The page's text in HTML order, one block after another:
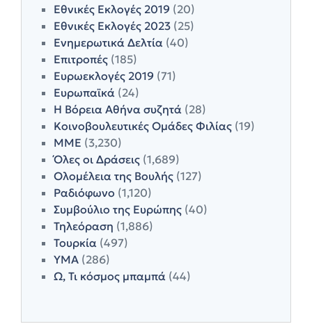
Εθνικές Εκλογές 2019 (20)
Εθνικές Εκλογές 2023 (25)
Ενημερωτικά Δελτία (40)
Επιτροπές (185)
Ευρωεκλογές 2019 (71)
Ευρωπαϊκά (24)
Η Βόρεια Αθήνα συζητά (28)
Κοινοβουλευτικές Ομάδες Φιλίας (19)
ΜΜΕ (3,230)
Όλες οι Δράσεις (1,689)
Ολομέλεια της Βουλής (127)
Ραδιόφωνο (1,120)
Συμβούλιο της Ευρώπης (40)
Τηλεόραση (1,886)
Τουρκία (497)
ΥΜΑ (286)
Ω, Τι κόσμος μπαμπά (44)